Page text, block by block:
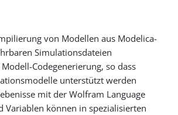
von Modellen aus Modelica-
Simulationsdateien
Codegenerierung, so dass
unterstützt werden
mit der Wolfram Language
Variablen können in spezialisierten